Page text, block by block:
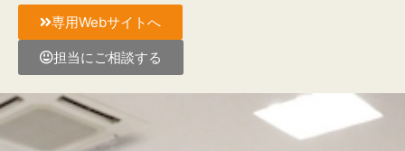
専用Webサイトへ
担当にご相談する